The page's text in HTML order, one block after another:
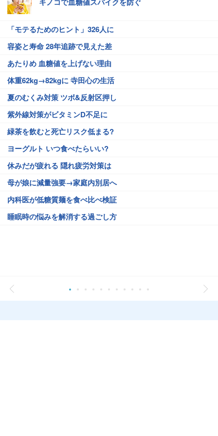
「モテるためのヒント」326人に
容姿と寿命 28年追跡で見えた差
あたりめ 血糖値を上げない理由
体重62kg→82kgに 寺田心の生活
夏のむくみ対策 ツボ&反射区押し
紫外線対策がビタミンD不足に
緑茶を飲むと死亡リスク低まる?
ヨーグルト いつ食べたらいい?
休みだが疲れる 隠れ疲労対策は
母が娘に減量強要→家庭内別居へ
内科医が低糖質麺を食べ比べ検証
睡眠時の悩みを解消する過ごし方